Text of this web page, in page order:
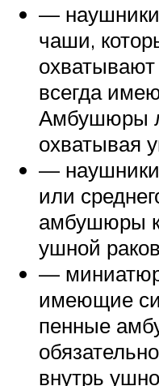
—
чаши,
всегда
Амбушюры
охватывая
—
или
амбушюры
ушной
—
имеющие
пенные
внутрь